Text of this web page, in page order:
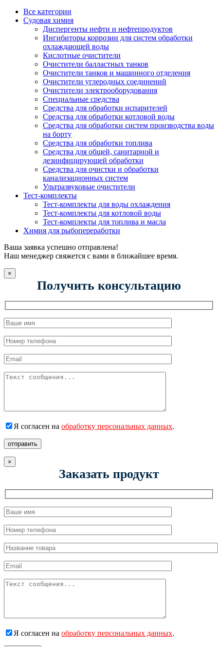
Все категории
Судовая химия
Диспергенты нефти и нефтепродуктов
Ингибиторы коррозии для систем обработки
охлаждающей воды
Кислотные очистители
Очистители балластных танков
Очистители танков и машинного отделения
Очистители углеродных соединений
Очистители электрооборудования
Специальные средства
Средства для обработки испарителей
Средства для обработки котловой воды
Средства для обработки систем производства воды
на борту
Средства для обработки топлива
Средства для общей, санитарной и
дезинфицирующей обработки
Средства для очистки и обработки
канализационных систем
Ультразвуковые очистители
Тест-комплекты
Тест-комплекты для воды охлаждения
Тест-комплекты для котловой воды
Тест-комплекты для топлива и масла
Химия для рыбопереработки
Ваша заявка успешно отправлена!
Наш менеджер свяжется с вами в ближайшее время.
×
Получить консультацию
Я согласен на обработку персональных данных.
отправить
×
Заказать продукт
Я согласен на обработку персональных данных.